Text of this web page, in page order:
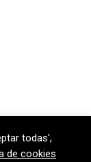
todas',
de cookies